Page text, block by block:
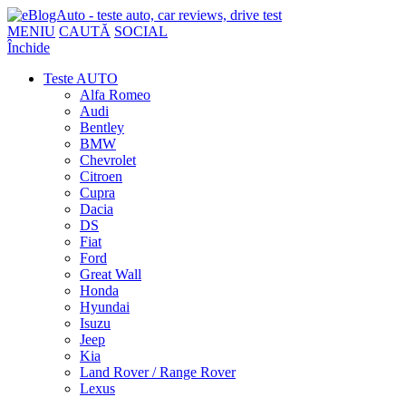
MENIU CAUTĂ SOCIAL
Închide
Teste AUTO
Alfa Romeo
Audi
Bentley
BMW
Chevrolet
Citroen
Cupra
Dacia
DS
Fiat
Ford
Great Wall
Honda
Hyundai
Isuzu
Jeep
Kia
Land Rover / Range Rover
Lexus